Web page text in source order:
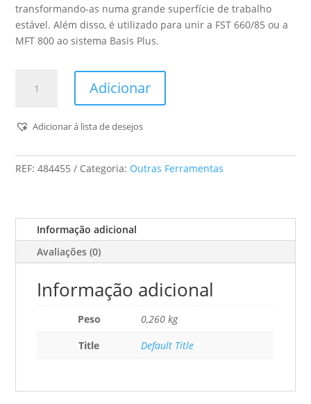
transformando-as numa grande superfície de trabalho
estável. Além disso, é utilizado para unir a FST 660/85 ou a
MFT 800 ao sistema Basis Plus.
De
Vs
Adicionar
Adicionar á lista de desejos
REF:484455 Categoria: Outras Ferramentas
Informação adicional
Avaliações (0)
Informação adicional
Peso
0,260 kg
Title
Default Title